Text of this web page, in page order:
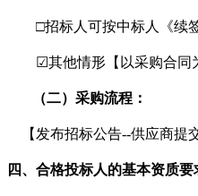
□招标人可按中标人《续
☑其他情形【 以采购合同
（二） 采购流程：
【 发布招标公告--供应商提
四、 合格投标人的基本资质要